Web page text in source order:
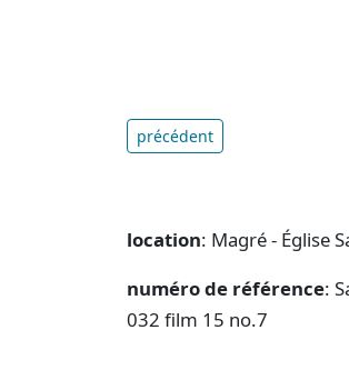
précédent
location: Magré - Église
numéro de référence:
032 film 15 no.7